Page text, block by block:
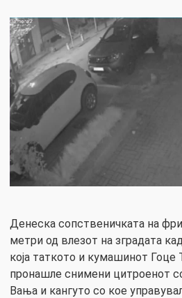
Денеска сопственичката на
метри од влезот на зградата
која таткото и кумашинот Гоце
пронашле снимени цитроенот
Вања и кангуто со кое